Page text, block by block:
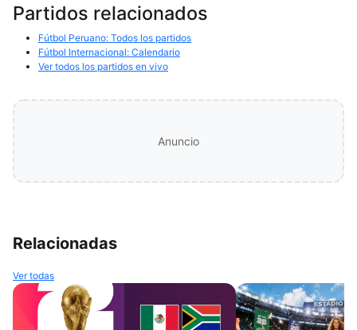
Partidos relacionados
Fútbol Peruano: Todos los partidos
Fútbol Internacional: Calendario
Ver todos los partidos en vivo
Anuncio
Relacionadas
Ver todas